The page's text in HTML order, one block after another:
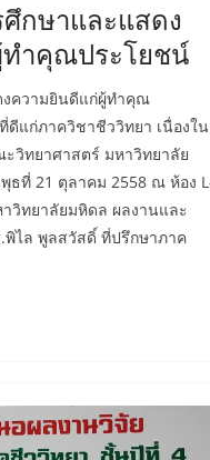
กษาและแสดง
ำคุณประโยชน์
ความยินดีแก่ผู้ทำคุณ
ดีแก่ภาควิชาชีววิทยา เนื่องใน
วิทยาศาสตร์ มหาวิทยาลัย
ธที่ 21 ตุลาคม 2558 ณ ห้อง
วิทยาลัยมหิดล ผลงานและ
พิไล พูลสวัสดิ์ ที่ปรึกษาภาค